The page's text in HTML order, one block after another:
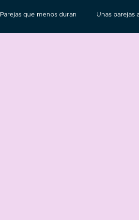
Parejas que menos duran Unas parejas